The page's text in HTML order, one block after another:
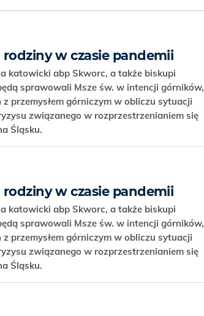
w czasie pandemii
katowicki abp Skworc, a także biskupi
sprawowali Msze św. w intencji górników,
przemysłem górniczym w obliczu sytuacji
związanego w rozprzestrzenianiem się
Śląsku.
w czasie pandemii
katowicki abp Skworc, a także biskupi
sprawowali Msze św. w intencji górników,
przemysłem górniczym w obliczu sytuacji
związanego w rozprzestrzenianiem się
Śląsku.